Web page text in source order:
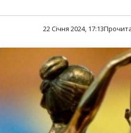
22 Січня 2024, 17:13